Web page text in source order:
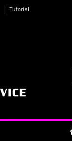
Tutorial